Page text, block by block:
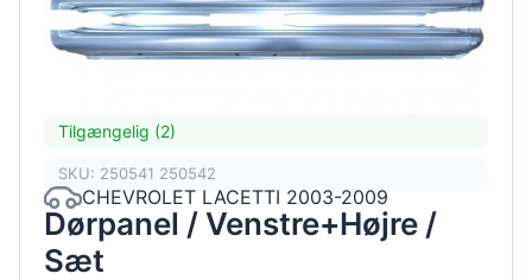
Tilgængelig (2)
SKU: 250541 250542
CHEVROLET LACETTI 2003-2009
Dørpanel / Venstre+Højre /
Sæt